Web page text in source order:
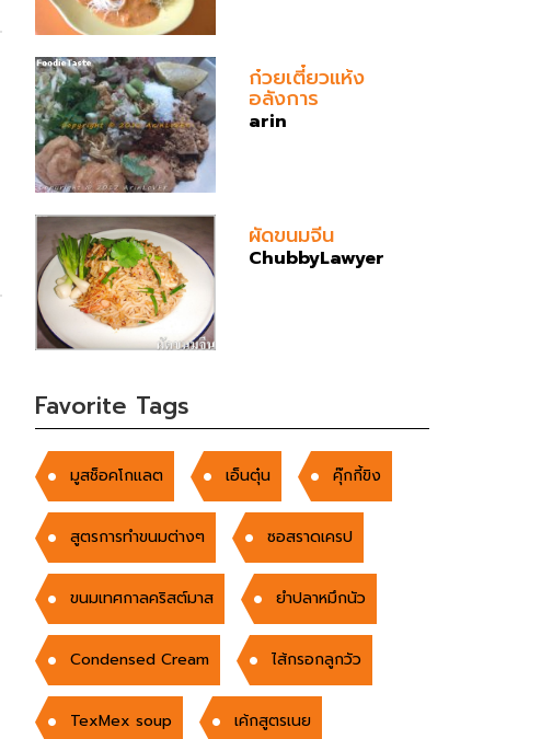
ก๋วยเตี๋ยวแห้ง
อลังการ
arin
ผัดขนมจีน
ChubbyLawyer
Favorite Tags
มูสช็อคโกแลต เอ็นตุ๋น คุ๊กกี้ขิง
สูตรการทำขนมต่างๆ ซอสราดเครป
ขนมเทศกาลคริสต์มาส ยำปลาหมึกนัว
Condensed Cream ไส้กรอกลูกวัว
TexMex soup เค้กสูตรเนย